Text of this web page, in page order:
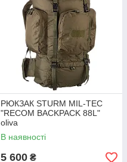
РЮКЗАК STURM MIL-TEC
"RECOM BACKPACK 88L"
oliva
В наявності
5 600 ₴